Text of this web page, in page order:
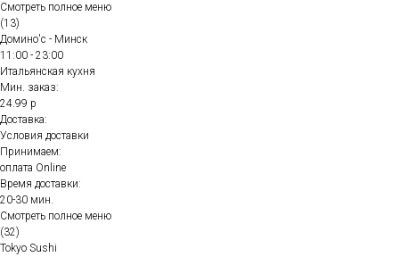
Смотреть полное меню
(13)
Домино'с - Минск
11:00 - 23:00
Итальянская кухня
Мин. заказ:
24.99 р
Доставка:
Условия доставки
Принимаем:
оплата Online
Время доставки:
20-30 мин.
Смотреть полное меню
(32)
Tokyo Sushi